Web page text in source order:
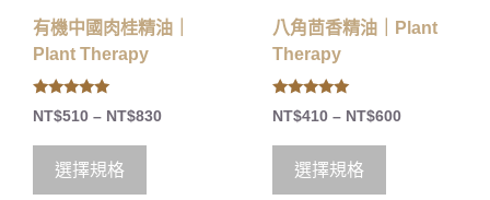
有機中國肉桂精油｜
Plant Therapy
5.00
out of 5
NT$510 – NT$830
選擇規格
八角茴香精油｜Plant
Therapy
5.00
out of 5
NT$410 – NT$600
選擇規格